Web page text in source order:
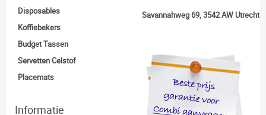
Disposables
Koffiebekers
Budget Tassen
Servetten Celstof
Placemats
Savannahweg 69, 3542 AW Utrecht
Informatie